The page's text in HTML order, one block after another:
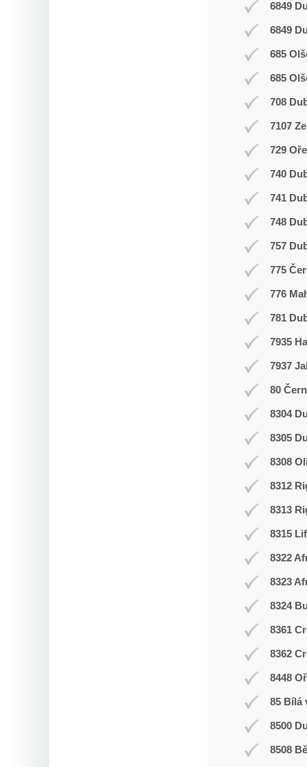
6849
6849
685
685
708
7107
729
740
741
748
757
775
776
781
7935
7937
80
8304
8305
8308
8312
8313
8315
8322
8323
8324
8361
8362
8448
85 Bílá
8500
8508